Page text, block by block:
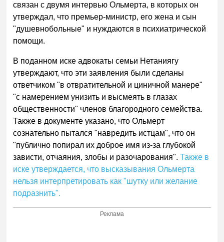
связан с двумя интервью Ольмерта, в которых он
утверждал, что премьер-министр, его жена и сын
"душевнобольные" и нуждаются в психиатрической
помощи.
В поданном иске адвокаты семьи Нетаниягу
утверждают, что эти заявления были сделаны
ответчиком "в отвратительной и циничной манере"
"с намерением унизить и высмеять в глазах
общественности" членов благородного семейства.
Также в документе указано, что Ольмерт
сознательно пытался "навредить истцам", что он
"публично попирал их доброе имя из-за глубокой
зависти, отчаяния, злобы и разочарования".Также в
иске утверждается, что высказывания Ольмерта
нельзя интерпретировать как "шутку или желание
подразнить".
Реклама